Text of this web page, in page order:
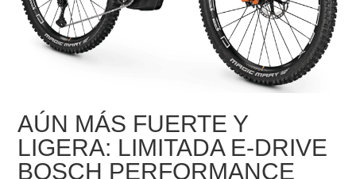
AÚN MÁS FUERTE Y
LIGERA: LIMITADA E-DRIVE
BOSCH PERFORMANCE